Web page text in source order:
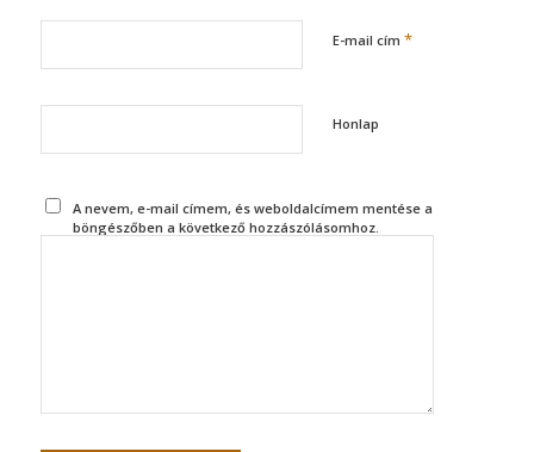
E-mail cím *
Honlap
A nevem, e-mail címem, és weboldalcímem mentése a
böngészőben a következő hozzászólásomhoz.